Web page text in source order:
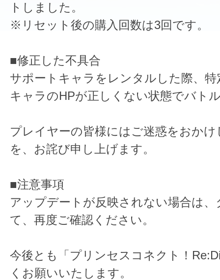
トしました。
※リセット後の購入回数は3回です。
■修正した不具合
サポートキャラをレンタルした際、特
キャラのHPが正しくない状態でバト
プレイヤーの皆様にはご迷惑をおか
を、お詫び申し上げます。
■注意事項
アップデートが反映されない場合は
て、再度ご確認ください。
今後とも「プリンセスコネクト！
くお願いいたします。